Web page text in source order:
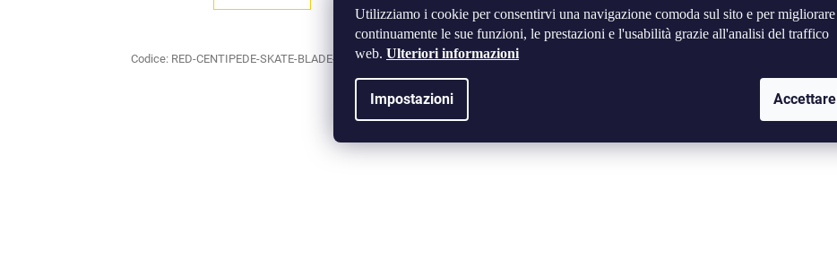
Utilizziamo i cookie per consentirvi una navigazione comoda sul sito e per migliorare
continuamente le sue funzioni, le prestazioni e l'usabilità grazie all'analisi del traffico
web. Ulteriori informazioni
Impostazioni Accettare
Codice: RED-CENTIPEDE-SKATE-BLADE-GUARDS-TRONX